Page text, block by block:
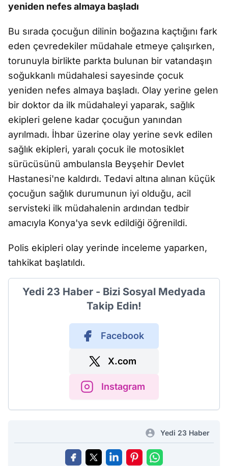
yeniden nefes almaya başladı
Bu sırada çocuğun dilinin boğazına kaçtığını fark
eden çevredekiler müdahale etmeye çalışırken,
torunuyla birlikte parkta bulunan bir vatandaşın
soğukkanlı müdahalesi sayesinde çocuk
yeniden nefes almaya başladı. Olay yerine gelen
bir doktor da ilk müdahaleyi yaparak, sağlık
ekipleri gelene kadar çocuğun yanından
ayrılmadı. İhbar üzerine olay yerine sevk edilen
sağlık ekipleri, yaralı çocuk ile motosiklet
sürücüsünü ambulansla Beyşehir Devlet
Hastanesi'ne kaldırdı. Tedavi altına alınan küçük
çocuğun sağlık durumunun iyi olduğu, acil
servisteki ilk müdahalenin ardından tedbir
amacıyla Konya'ya sevk edildiği öğrenildi.
Polis ekipleri olay yerinde inceleme yaparken,
tahkikat başlatıldı.
Yedi 23 Haber - Bizi Sosyal Medyada
Takip Edin!
Facebook
X.com
Instagram
Yedi 23 Haber